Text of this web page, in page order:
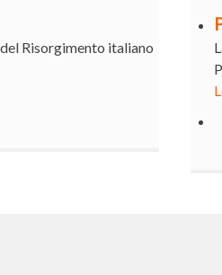
Risorgimento italiano